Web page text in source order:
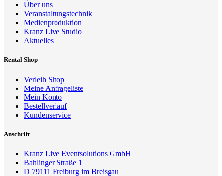
Über uns
Veranstaltungstechnik
Medienproduktion
Kranz Live Studio
Aktuelles
Rental Shop
Verleih Shop
Meine Anfrageliste
Mein Konto
Bestellverlauf
Kundenservice
Anschrift
Kranz Live Eventsolutions GmbH
Bahlinger Straße 1
D 79111 Freiburg im Breisgau